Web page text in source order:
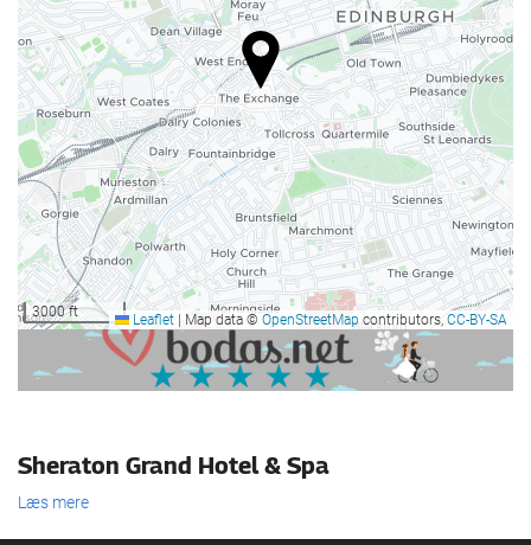
Café på stedet
Receptionen
Døgnåben reception
Bagageopbevaring
Parkering
Parkering
Business faciliteter
Business Center
3000 ft Leaflet | Map data © OpenStreetMap contributors, CC-BY-SA
Reklame
Sheraton Grand Hotel & Spa
Læs mere